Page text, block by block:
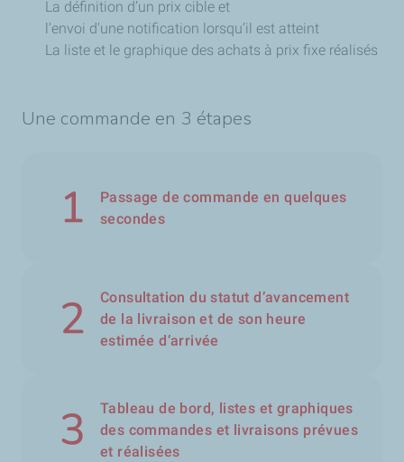
La définition d’un prix cible et
l'envoi d'une notification lorsqu’il est atteint
La liste et le graphique des achats à prix fixe réalisés
Une commande en 3 étapes
Passage de commande en quelques
secondes
Consultation du statut d’avancement
de la livraison et de son heure
estimée d’arrivée
Tableau de bord, listes et graphiques
des commandes et livraisons prévues
et réalisées